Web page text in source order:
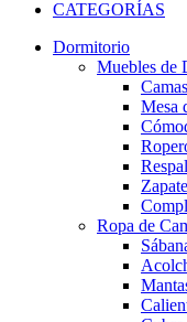
CATEGORÍAS
Dormitorio
Muebles de
Camas
Mesa
Ropa de